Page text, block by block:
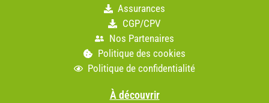
Assurances
CGP/CPV
Nos Partenaires
Politique des cookies
Politique de confidentialité
À découvrir